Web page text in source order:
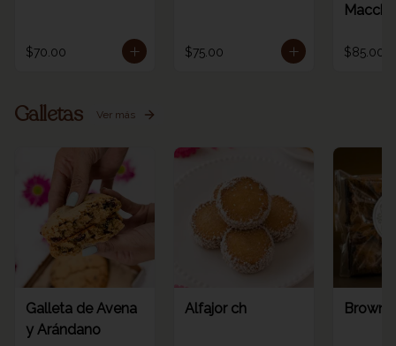
$70.00 $75.00 $85.00
Galletas Ver más
Galleta de Avena
y Arándano
Alfajor ch Brownie